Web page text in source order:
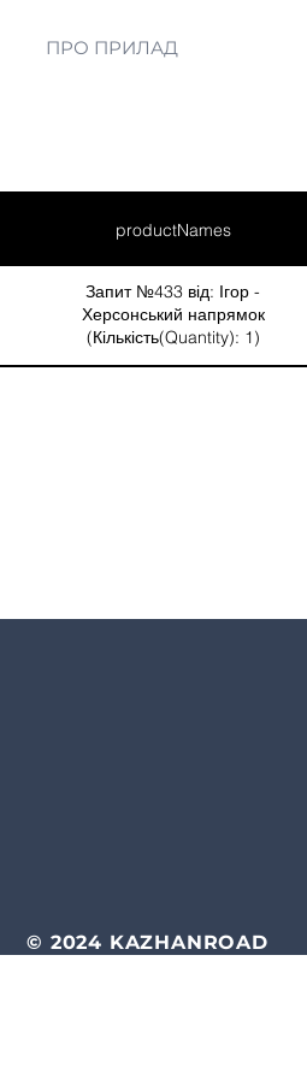
ПРО ПРИЛАД
productNames
Запит №433 від: Ігор -
Херсонський напрямок
(Кількість(Quantity): 1)
© 2024 KAZHANROAD